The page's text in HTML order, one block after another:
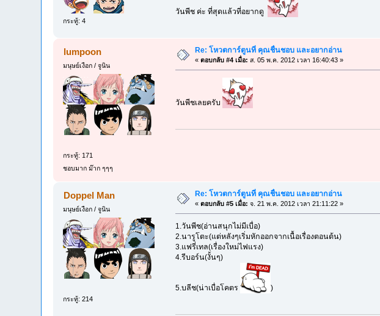
กระทู้: 4
วันพีช ค่ะ ที่สุดแล้วที่อยากดู
lumpoon
มนุษย์เงือก / จูนิน
กระทู้: 171
ชอบมาก ม๊าก ๆๆๆ
Re: โหวตการ์ตูนที่ คุณชื่นชอบ และอยากอ่าน
«ตอบกลับ #4 เมื่อ: ส. 05 พ.ค. 2012 เวลา 16:40:43 »
วันพีชเลยครับ
Doppel Man
มนุษย์เงือก / จูนิน
กระทู้: 214
Re: โหวตการ์ตูนที่ คุณชื่นชอบ และอยากอ่าน
«ตอบกลับ #5 เมื่อ: จ. 21 พ.ค. 2012 เวลา 21:11:22 »
1.วันพีช(อ่านสนุกไม่มีเบื่อ)
2.นารูโตะ(แต่หลังๆเริ่มหักออกจากเนื้อเรื่องตอนต้น)
3.แฟรี่เทล(เรื่องใหม่ไฟแรง)
4.รีบอร์น(งั้นๆ)
5.บลีช(น่าเบื่อโคตร )